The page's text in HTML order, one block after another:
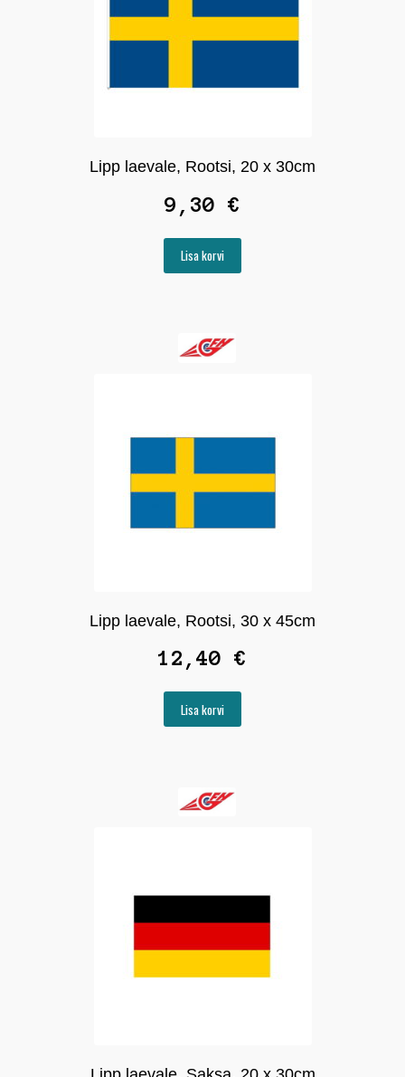
Lipp laevale, Rootsi, 20 x 30cm
9,30 €
Lisa korvi
Lipp laevale, Rootsi, 30 x 45cm
12,40 €
Lisa korvi